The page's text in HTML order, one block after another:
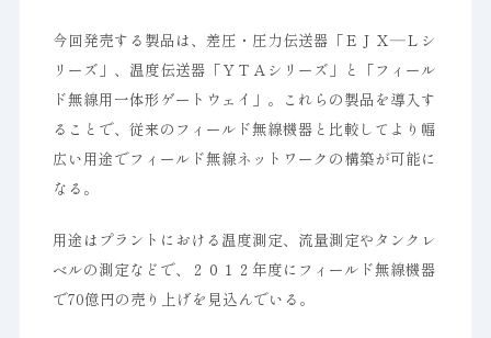
今回発売する製品は、差圧・圧力伝送器「ＥＪＸ―Ｌシ
リーズ」、温度伝送器「ＹＴＡシリーズ」と「フィール
ド無線用一体形ゲートウェイ」。これらの製品を導入す
ることで、従来のフィールド無線機器と比較してより幅
広い用途でフィールド無線ネットワークの構築が可能に
なる。
用途はプラントにおける温度測定、流量測定やタンクレ
ベルの測定などで、２０１２年度にフィールド無線機器
で70億円の売り上げを見込んでいる。